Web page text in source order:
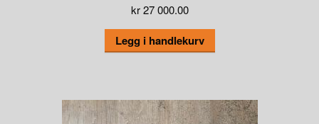
kr27 000.00
Legg i handlekurv